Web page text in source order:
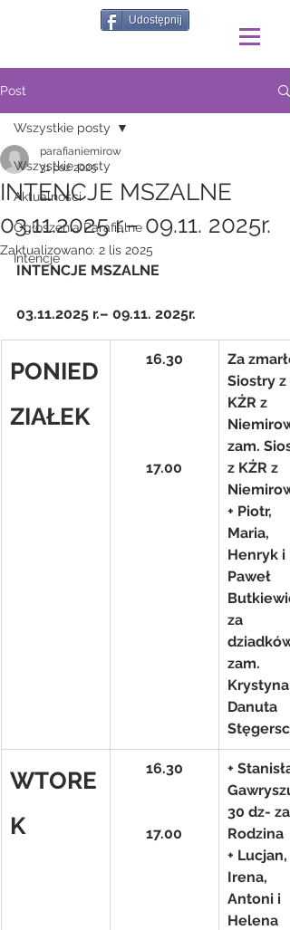
Udostępnij
Post
Wszystkie posty
Aktualności
Ogłoszenia Parafialne
Intencje
Wszystkie posty
INTENCJE MSZALNE
03.11.2025 r.– 09.11. 2025r.
parafianiemirow
31 paź 2025
Zaktualizowano: 2 lis 2025
INTENCJE MSZALNE
03.11.2025 r.– 09.11. 2025r.
PONIED
ZIAŁEK
16.30
17.00
Za
Siostry z
KŻR z
zam.
z KŻR z
+ Piotr,
Maria,
Henryk i
Paweł
za
zam.
Krystyna
Danuta
Stęgerscy
WTORE
K
16.30
17.00
+
30 dz-
Rodzina
+ Lucjan,
Irena,
Antoni i
Helena